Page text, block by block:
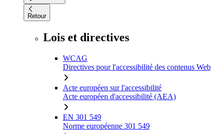
Retour
Lois et directives
WCAG
Directives pour l'accessibilité des contenus Web
Acte européen sur l'accessibilité
Acte européen d'accessibilité (AEA)
EN 301 549
Norme européenne 301 549